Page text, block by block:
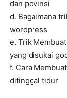
dan povinsi
d. Bagaimana
wordpress
e. Trik
yang disukai
f. Cara
ditinggal tidur